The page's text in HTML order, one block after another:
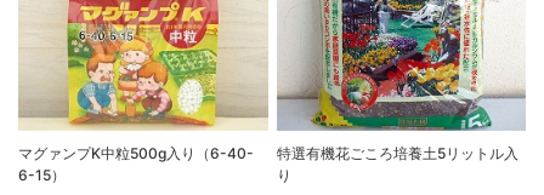
マグァンプK中粒500g入り（6-40-
6-15）
特選有機花ごころ培養土5リットル入
り